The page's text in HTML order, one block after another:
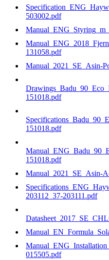
503002.pdf
131058.pdf
Manual_2021_SE_Asin-
151018.pdf
151018.pdf
151018.pdf
Manual_2021_SE_Asin-
203112_37-203111.pdf
015505.pdf